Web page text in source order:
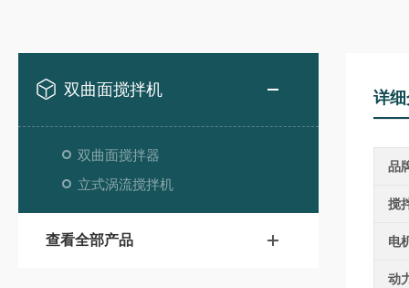
双曲面搅拌机
双曲面搅拌器
立式涡流搅拌机
查看全部产品
详
品
搅
电
动